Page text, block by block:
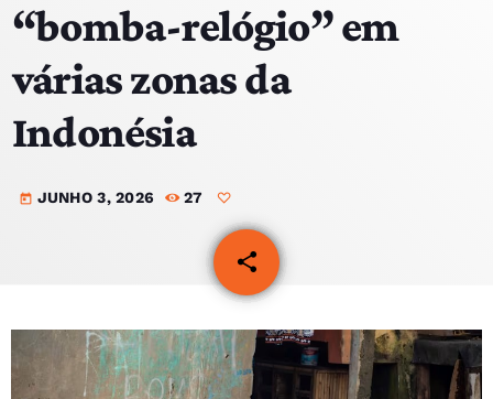
NOTÍCIAS
EQUIPA
TOP 15
PODCASTS
EVENTOS
“bomba-relógio” em
várias zonas da
Indonésia
today JUNHO 3, 2026 27
share
email